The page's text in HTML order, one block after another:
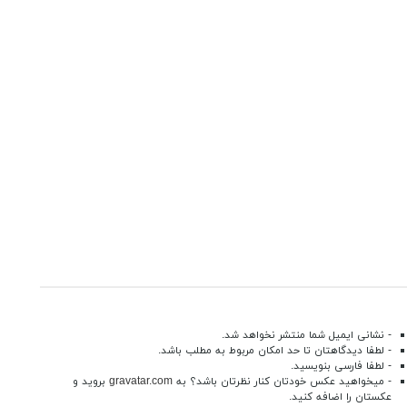
- نشانی ایمیل شما منتشر نخواهد شد.
- لطفا دیدگاهتان تا حد امکان مربوط به مطلب باشد.
- لطفا فارسی بنویسید.
- میخواهید عکس خودتان کنار نظرتان باشد؟ به gravatar.com بروید و
عکستان را اضافه کنید.